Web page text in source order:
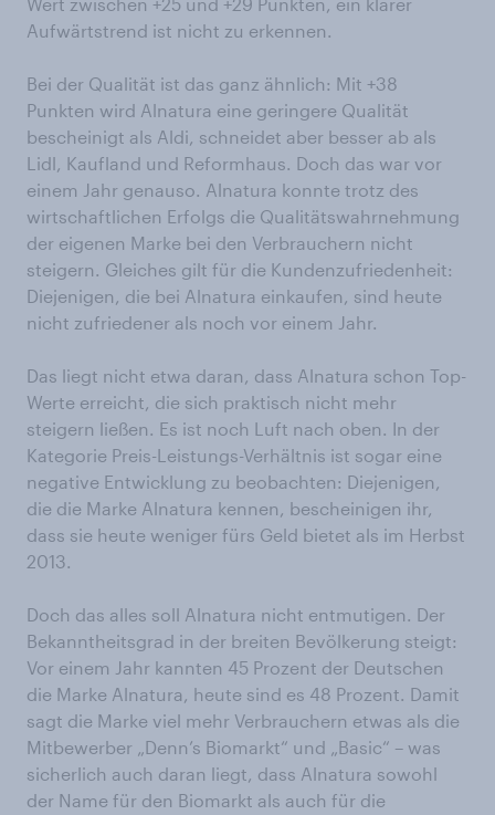
Aufwärtstrend ist nicht zu erkennen.
Bei der Qualität ist das ganz ähnlich: Mit +38
Punkten wird Alnatura eine geringere Qualität
bescheinigt als Aldi, schneidet aber besser ab als
Lidl, Kaufland und Reformhaus. Doch das war vor
einem Jahr genauso. Alnatura konnte trotz des
wirtschaftlichen Erfolgs die Qualitätswahrnehmung
der eigenen Marke bei den Verbrauchern nicht
steigern. Gleiches gilt für die Kundenzufriedenheit:
Diejenigen, die bei Alnatura einkaufen, sind heute
nicht zufriedener als noch vor einem Jahr.
Das liegt nicht etwa daran, dass Alnatura schon Top-
Werte erreicht, die sich praktisch nicht mehr
steigern ließen. Es ist noch Luft nach oben. In der
Kategorie Preis-Leistungs-Verhältnis ist sogar eine
negative Entwicklung zu beobachten: Diejenigen,
die die Marke Alnatura kennen, bescheinigen ihr,
dass sie heute weniger fürs Geld bietet als im Herbst
2013.
Doch das alles soll Alnatura nicht entmutigen. Der
Bekanntheitsgrad in der breiten Bevölkerung steigt:
Vor einem Jahr kannten 45 Prozent der Deutschen
die Marke Alnatura, heute sind es 48 Prozent. Damit
sagt die Marke viel mehr Verbrauchern etwas als die
Mitbewerber „Denn’s Biomarkt“ und „Basic“ – was
sicherlich auch daran liegt, dass Alnatura sowohl
der Name für den Biomarkt als auch für die